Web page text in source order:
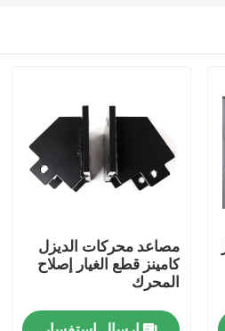
مصاعد محركات الديزل
كامينز قطع الغيار إصلاح
المحرك